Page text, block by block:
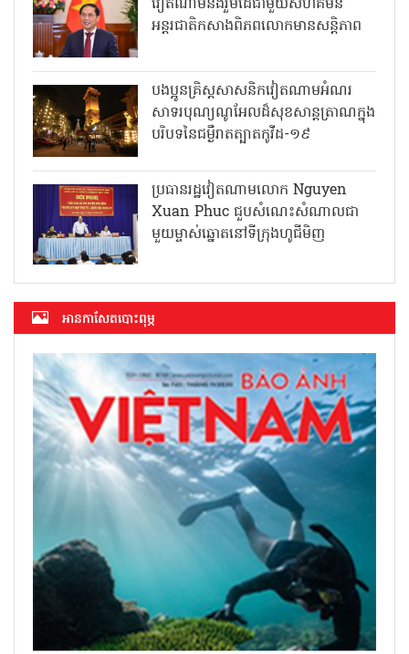
អន្តរជាតិកសាងពិភពលោកមានសន្តិភាព
បងប្អូនគ្រិស្តសាសនិកវៀតណាមអំណរ
សាទរបុណ្យណូអែលដ៏សុខសាន្តត្រាណក្នុង
បរិបទនៃជម្ងឺរាតត្បាតកូវីដ-១៩
ប្រធានរដ្ឋវៀតណាមលោក Nguyen
Xuan Phuc ជួបសំណេះសំណាលជា
មួយម្ចាស់ឆ្នោតនៅទីក្រុងហូជីមិញ
អាន​កាសែត​បោះពុម្ភ